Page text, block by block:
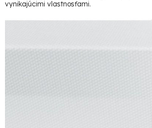
vynikajúcimi vlastnosťami.